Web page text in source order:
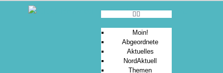
Moin!
Abgeordnete
Aktuelles
NordAktuell
Themen